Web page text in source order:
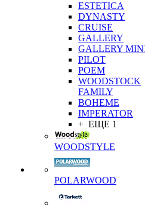
ESTETICA
DYNASTY
CRUISE
GALLERY
GALLERY
PILOT
POEM
WOODSTOCK
FAMILY
BOHEME
IMPERATOR
+ ЕЩЕ 1
WOODSTYLE
POLARWOOD